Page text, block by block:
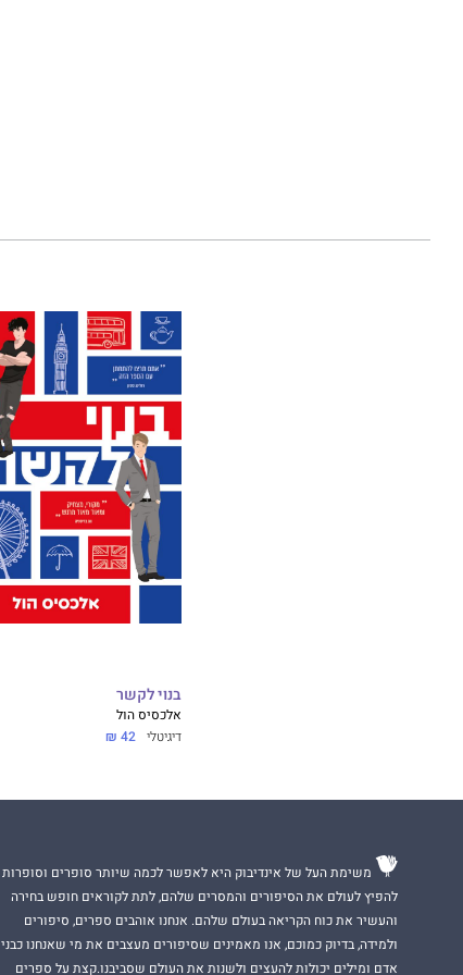
בנוי לקשר
אלכסיס הול
דיגיטלי 42 ₪
משימת העל של אינדיבוק היא לאפשר לכמה שיותר סופרים וסופרות
להפיץ לעולם את הסיפורים והמסרים שלהם, לתת לקוראים חופש בחירה
והעשיר את כוח הקריאה בעולם שלהם. אנחנו אוהבים ספרים, סיפורים
ולמידה, בדיוק כמוכם, אנו מאמינים שסיפורים מעצבים את מי שאנחנו כבני
אדם ומילים יכולות להעצים ולשנות את העולם שסביבנו.קצת על ספרים